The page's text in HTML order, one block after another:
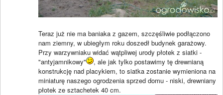
Teraz już nie ma baniaka z gazem, szczęśliwie podłączono
nam ziemny, w ubiegłym roku doszedł budynek garażowy.
Przy warzywniaku widać wątpliwej urody płotek z siatki -
"antyjamnikowy"
, ale jak tylko postawimy tę drewnianą
konstrukcję nad placykiem, to siatka zostanie wymieniona na
miniaturę naszego ogrodzenia sprzed domu - niski, drewniany
płotek ze sztachetek 40 cm.